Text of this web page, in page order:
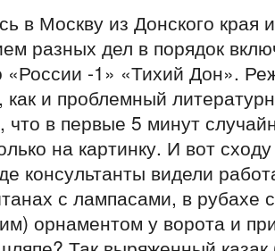
в Москву из Донского края
разных дел в порядок
-1» «Тихий Дон».
и проблемный
что в первые 5 минут
на картинку. И вот
консультанты видели
с лампасами, в рубахе
орнаментом у ворота и